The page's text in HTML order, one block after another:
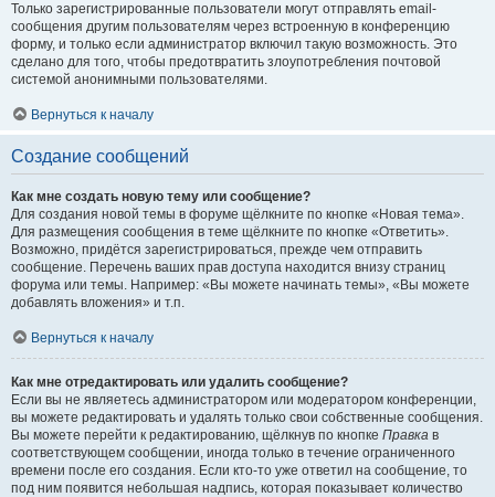
Только зарегистрированные пользователи могут отправлять email-
сообщения другим пользователям через встроенную в конференцию
форму, и только если администратор включил такую возможность. Это
сделано для того, чтобы предотвратить злоупотребления почтовой
системой анонимными пользователями.
Вернуться к началу
Создание сообщений
Как мне создать новую тему или сообщение?
Для создания новой темы в форуме щёлкните по кнопке «Новая тема».
Для размещения сообщения в теме щёлкните по кнопке «Ответить».
Возможно, придётся зарегистрироваться, прежде чем отправить
сообщение. Перечень ваших прав доступа находится внизу страниц
форума или темы. Например: «Вы можете начинать темы», «Вы можете
добавлять вложения» и т.п.
Вернуться к началу
Как мне отредактировать или удалить сообщение?
Если вы не являетесь администратором или модератором конференции,
вы можете редактировать и удалять только свои собственные сообщения.
Вы можете перейти к редактированию, щёлкнув по кнопке Правка в
соответствующем сообщении, иногда только в течение ограниченного
времени после его создания. Если кто-то уже ответил на сообщение, то
под ним появится небольшая надпись, которая показывает количество